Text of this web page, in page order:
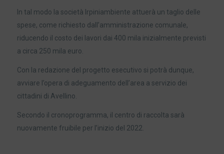
In tal modo la società Irpiniambiente attuerà un taglio delle
spese, come richiesto dall’amministrazione comunale,
riducendo il costo dei lavori dai 400 mila inizialmente previsti
a circa 250 mila euro.
Con la redazione del progetto esecutivo si potrà dunque,
avviare l’opera di adeguamento dell’area a servizio dei
cittadini di Avellino.
Secondo il cronoprogramma, il centro di raccolta sarà
nuovamente fruibile per l’inizio del 2022.